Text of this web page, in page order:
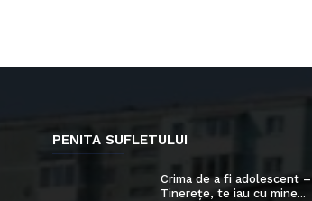
PENITA SUFLETULUI
Crima de a fi adolescent –
Tinerețe, te iau cu mine...